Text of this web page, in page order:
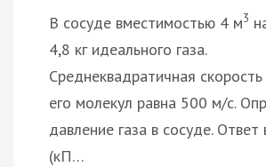
В сосуде вместимостью 4 м3
4,8 кг идеального газа.
Среднеквадратичная
его молекул равна 500 м/с.
давление газа в сосуде. Ответ
(кП…